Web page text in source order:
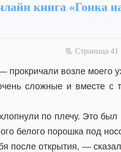
книга «Гонка
📃 Cтраница 41
возле моего
сложные и вместе с
по плечу. Это
белого порошка под
после открытия, —